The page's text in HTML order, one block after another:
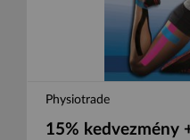
Physiotrade
15% kedvezmény